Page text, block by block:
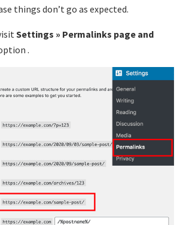
things don’t go as expected.
Settings » Permalinks page and
.